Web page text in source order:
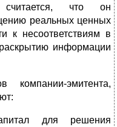
считается, что он
реальных ценных
к несоответствиям в
информации
эмитента,
для решения